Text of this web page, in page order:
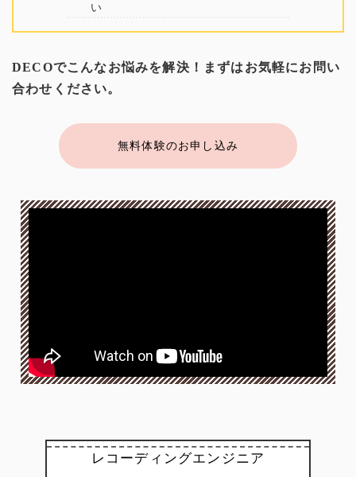
い
DECOでこんなお悩みを解決！まずはお気軽にお問い
合わせください。
無料体験のお申し込み
レコーディングエンジニア